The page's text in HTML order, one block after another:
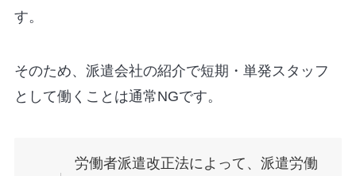
す。
そのため、派遣会社の紹介で短期・単発スタッフ
として働くことは通常NGです。
労働者派遣改正法によって、派遣労働